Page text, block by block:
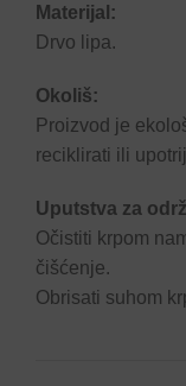
Materijal:
Drvo lipa.
Okoliš:
Proizvod je
reciklirati ili
Uputstva za
Očistiti krpom
čišćenje.
Obrisati suhom